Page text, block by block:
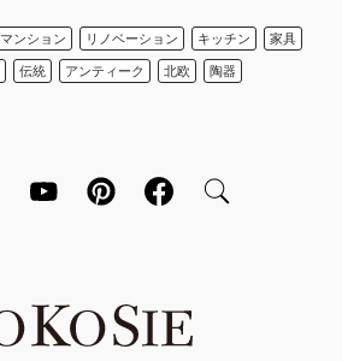
マンション リノベーション キッチン
家具
伝統 アンティーク 北欧 陶器